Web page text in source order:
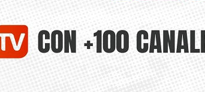
forma ágil y eficiente en aquellos espacios
mejorar la calidad de vida de vecinos y visitantes”.
Esta actuación se enmarca en el plan de
Ayuntamiento de Orihuela está desarrollando en
incrementar la seguridad, la accesibilidad y la